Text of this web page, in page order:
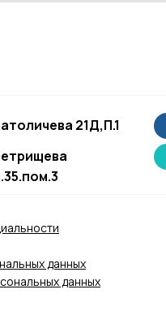
21Д,П.1
данных
данных